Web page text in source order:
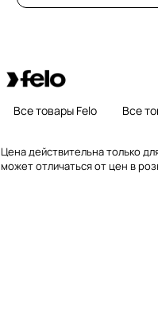
Все товары Felo Все
Цена действительна только
может отличаться от цен в